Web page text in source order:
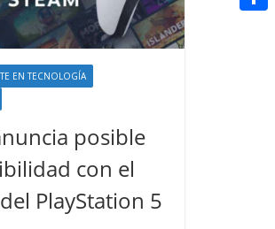
EN TECNOLOGÍA
posible
con el
PlayStation 5
n
a